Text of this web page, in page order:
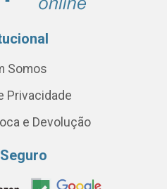
Somos
Privacidade
e Devolução